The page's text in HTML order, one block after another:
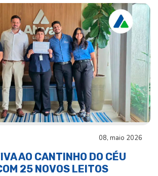
08, maio 2026
AO CANTINHO DO CÉU
25 NOVOS LEITOS